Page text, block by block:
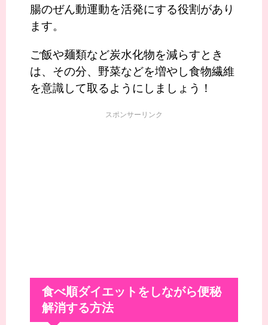
腸のぜん動運動を活発にする役割があり
ます。
ご飯や麺類など炭水化物を減らすとき
は、その分、野菜などを増やし食物繊維
を意識して取るようにしましょう！
スポンサーリンク
食べ順ダイエットをしながら便秘
解消する方法